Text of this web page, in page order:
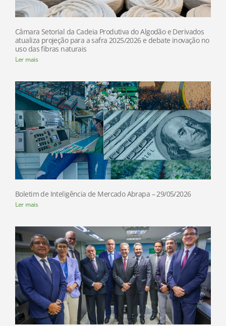
Câmara Setorial da Cadeia Produtiva do Algodão e Derivados
atualiza projeção para a safra 2025/2026 e debate inovação no
uso das fibras naturais
Ler mais
Boletim de Inteligência de Mercado Abrapa – 29/05/2026
Ler mais